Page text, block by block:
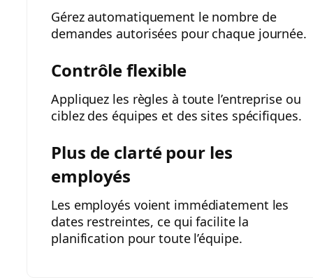
Gérez automatiquement le nombre de
demandes autorisées pour chaque journée.
Contrôle flexible
Appliquez les règles à toute l’entreprise ou
ciblez des équipes et des sites spécifiques.
Plus de clarté pour les
employés
Les employés voient immédiatement les
dates restreintes, ce qui facilite la
planification pour toute l’équipe.